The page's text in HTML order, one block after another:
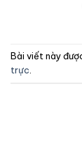
Bài viết này
trực